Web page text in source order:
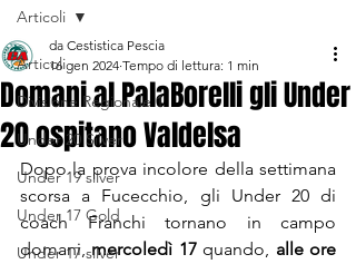
Articoli
Divisione Regionale 1
Under 20 Silver
Under 19 silver
Under 17 Gold
Under 17 silver
Articoli
Domani al PalaBorelli gli Under
20 ospitano Valdelsa
da Cestistica Pescia
16 gen 2024 Tempo di lettura: 1 min
Dopo la prova incolore della settimana
scorsa a Fucecchio, gli Under 20 di
coach Franchi tornano in campo
domani, mercoledì 17 quando, alle ore